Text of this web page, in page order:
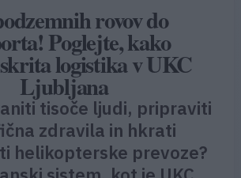
rovov do
Poglejte, kako
logistika v UKC
Ljubljana
tisoče ljudi, pripraviti
zdravila in hkrati
helikopterske prevoze?